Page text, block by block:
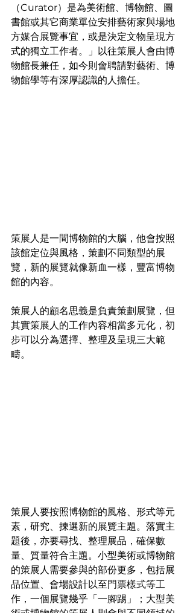
（Curator）是為美術館、博物館、圖
書館或其它商業單位安排藝術家與場地
方媒合展覽事宜，或是決定文物呈現方
式的獨立工作者。」以往策展人會由博
物館長兼任，如今則會聘請對藝術、博
物館學等有深厚認識的人擔任。
策展人是一間博物館的大腦，他會按照
該館定位與風格，策劃不同類型的展
覽，新的展覽就像新血一樣，豐富博物
館的內容。
策展人的顧名思義是負責策劃展覽，但
其實策展人的工作內容相當多元化，初
步可以分為選擇、整理及呈現三大範
疇。
策展人要按照博物館的風格、形式等元
素，研究、揀選新的展覽主題。落實主
題後，亦要尋找、整理展品，確保數
量、質量符合主題。小型美術或博物館
的策展人需要參與的部份更多，包括展
品位置、會場設計以至門票樣式等工
作，一個展覽幾乎「一腳踢」；大型美